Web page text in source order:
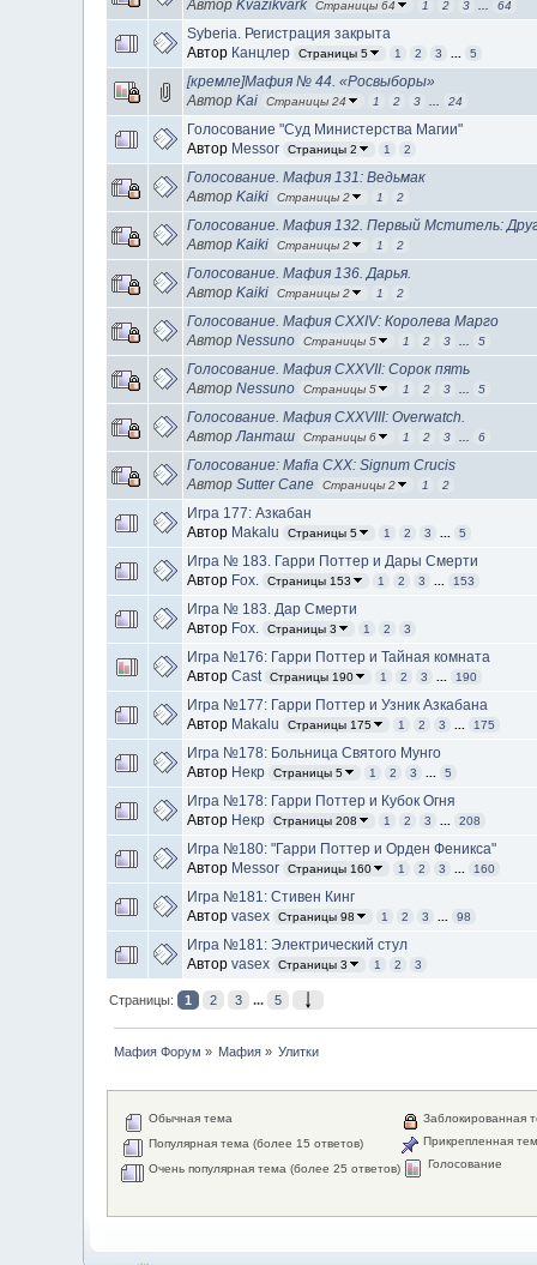
Автор Kvazikvark Страницы 64 1 2 3 64
Syberia. Регистрация закрыта
Автор Канцлер Страницы 5 1 2 3 5
[кремле]Мафия № 44. «Росвыборы»
Автор Kai Страницы 24 1 2 3 24
Голосование "Суд Министерства Магии"
Автор Messor Страницы 2 1 2
Голосование. Мафия 131: Ведьмак
Автор Kaiki Страницы 2 1 2
Голосование. Мафия 132. Первый Мститель:
Автор Kaiki Страницы 2 1 2
Голосование. Мафия 136. Дарья.
Автор Kaiki Страницы 2 1 2
Голосование. Мафия CXXIV: Королева Марго
Автор Nessuno Страницы 5 1 2 3 5
Голосование. Мафия CXXVII: Сорок пять
Автор Nessuno Страницы 5 1 2 3 5
Голосование. Мафия CXXVIII: Overwatch.
Автор Ланташ Страницы 6 1 2 3 6
Голосование: Mafia CXX: Signum Crucis
Автор Sutter Cane Страницы 2 1 2
Игра 177: Азкабан
Автор Makalu Страницы 5 1 2 3 5
Игра № 183. Гарри Поттер и Дары Смерти
Автор Fox. Страницы 153 1 2 3 153
Игра № 183. Дар Смерти
Автор Fox. Страницы 3 1 2 3
Игра №176: Гарри Поттер и Тайная комната
Автор Cast Страницы 190 1 2 3 190
Игра №177: Гарри Поттер и Узник Азкабана
Автор Makalu Страницы 175 1 2 3 175
Игра №178: Больница Святого Мунго
Автор Некр Страницы 5 1 2 3 5
Игра №178: Гарри Поттер и Кубок Огня
Автор Некр Страницы 208 1 2 3 208
Игра №180: "Гарри Поттер и Орден Феникса"
Автор Messor Страницы 160 1 2 3 160
Игра №181: Стивен Кинг
Автор vasex Страницы 98 1 2 3 98
Игра №181: Электрический стул
Автор vasex Страницы 3 1 2 3
Страницы: 1 2 3 ... 5
Мафия Форум » Мафия » Улитки
Обычная тема
Популярная тема (более 15 ответов)
Очень популярная тема (более 25 ответов)
Заблокированная
Прикрепленная
Голосование